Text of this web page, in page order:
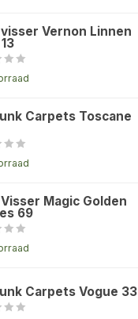
Vernon Linnen
Carpets Toscane
Magic Golden
69
Carpets Vogue 33